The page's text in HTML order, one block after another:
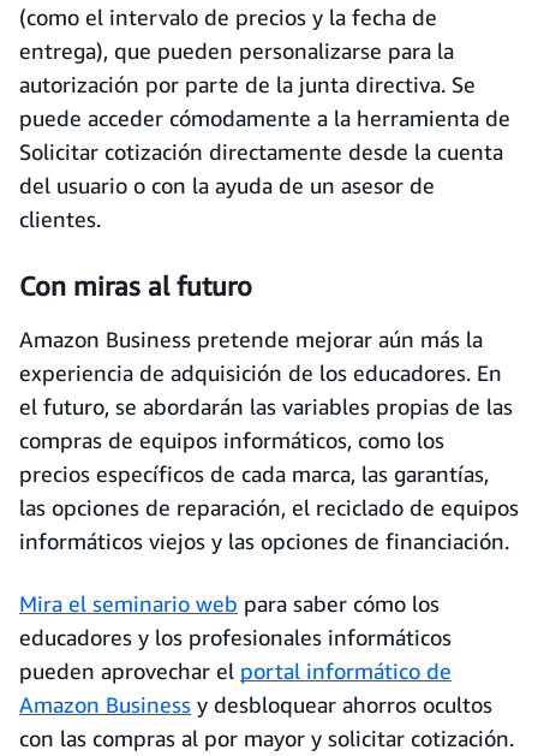
(como el intervalo de precios y la fecha de
entrega), que pueden personalizarse para la
autorización por parte de la junta directiva. Se
puede acceder cómodamente a la herramienta de
Solicitar cotización directamente desde la cuenta
del usuario o con la ayuda de un asesor de
clientes.
Con miras al futuro
Amazon Business pretende mejorar aún más la
experiencia de adquisición de los educadores. En
el futuro, se abordarán las variables propias de las
compras de equipos informáticos, como los
precios específicos de cada marca, las garantías,
las opciones de reparación, el reciclado de equipos
informáticos viejos y las opciones de financiación.
Mira el seminario web para saber cómo los
educadores y los profesionales informáticos
pueden aprovechar el portal informático de
Amazon Business y desbloquear ahorros ocultos
con las compras al por mayor y solicitar cotización.